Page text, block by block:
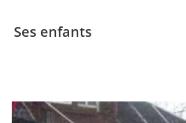
Ses enfants